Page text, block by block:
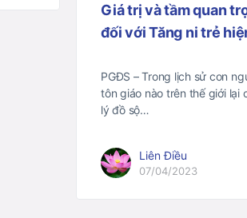
Giá trị và tầm quan
đối với Tăng ni trẻ
PGĐS – Trong lịch sử con
tôn giáo nào trên thế giới lại
lý đồ sộ…
Liên Điều
07/04/2023